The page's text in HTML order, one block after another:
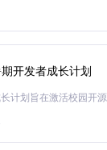
组件与元数据分
调用缓存
开发者成长计划